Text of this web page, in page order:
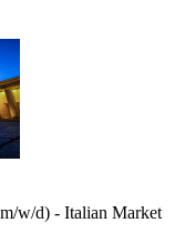
w/d) - Italian Market